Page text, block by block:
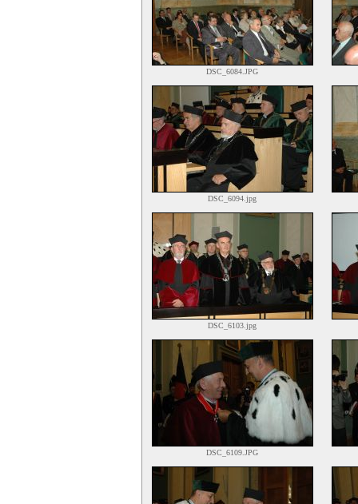
DSC_6084.JPG
DSC_6094.jpg
DSC_6103.jpg
DSC_6109.JPG